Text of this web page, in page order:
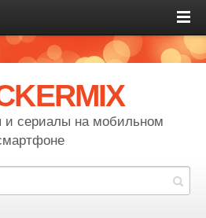
сериалы на мобильном